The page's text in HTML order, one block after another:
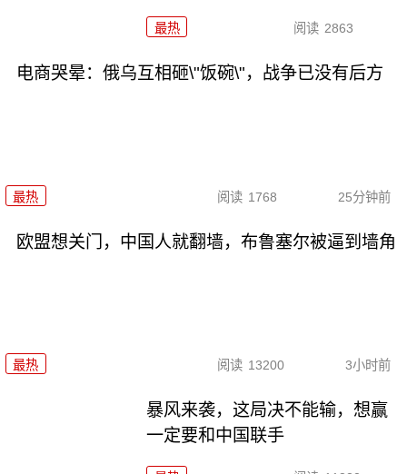
最热 阅读 2863
电商哭晕：俄乌互相砸\"饭碗\"，战争已没有后方
最热 阅读 1768 25分钟前
欧盟想关门，中国人就翻墙，布鲁塞尔被逼到墙角
最热 阅读 13200 3小时前
暴风来袭，这局决不能输，想赢
一定要和中国联手